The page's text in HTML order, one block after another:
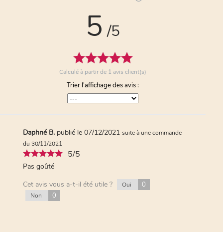
5 /5
Calculé à partir de 1 avis client(s)
Trier l'affichage des avis :
Daphné B. publié le 07/12/2021 suite à une commande
du 30/11/2021
5/5
Pas goûté
Cet avis vous a-t-il été utile ?
Oui 0
Non 0